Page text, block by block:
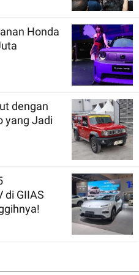
Honda
dengan
yang Jadi
di GIIAS